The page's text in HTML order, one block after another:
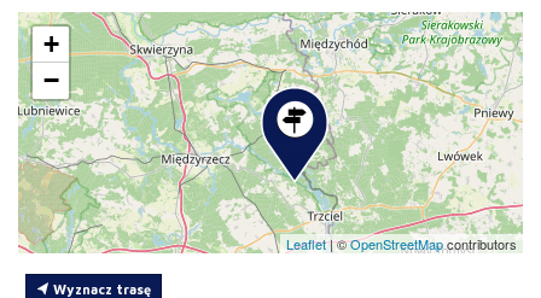
+
−
Leaflet|©OpenStreetMapcontributors
Wyznacz trasę